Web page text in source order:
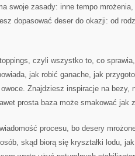
swoje zasady: inne tempo
dopasować deser do okazji: od
czyli wszystko to, co
jak robić ganache, jak
Znajdziesz inspiracje na bezy,
prosta baza może smakować jak
procesu, bo desery
skąd biorą się kryształki lodu,